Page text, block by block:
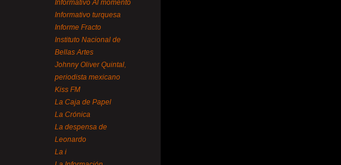
Informativo Al momento
Informativo turquesa
Informe Fracto
Instituto Nacional de
Bellas Artes
Johnny Oliver Quintal,
periodista mexicano
Kiss FM
La Caja de Papel
La Crónica
La despensa de
Leonardo
La i